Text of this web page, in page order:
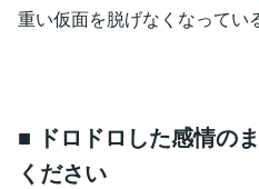
重い仮面を脱げなくなってい
■ ドロドロした感情の
ください